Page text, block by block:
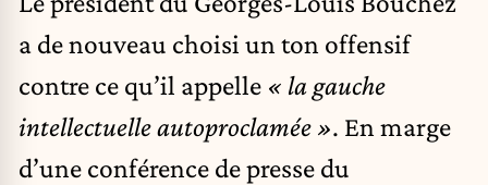
a de nouveau choisi un ton offensif
contre ce qu’il appelle « la gauche
intellectuelle autoproclamée ». En marge
d’une conférence de presse du